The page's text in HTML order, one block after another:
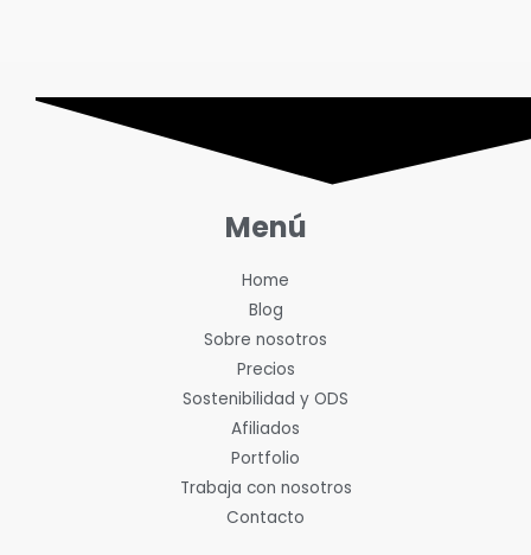
Menú
Home
Blog
Sobre nosotros
Precios
Sostenibilidad y ODS
Afiliados
Portfolio
Trabaja con nosotros
Contacto